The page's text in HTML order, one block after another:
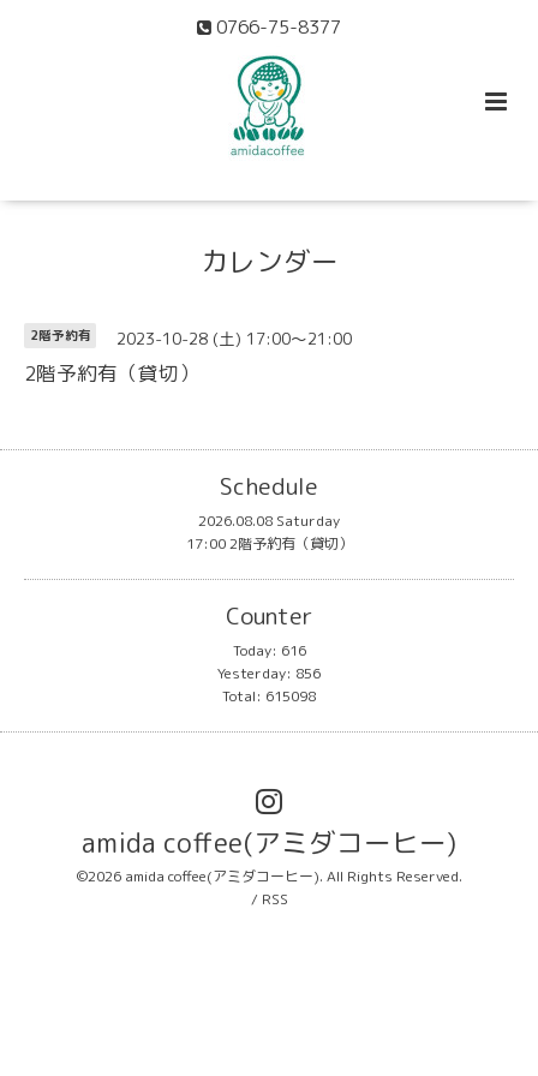
0766-75-8377
カレンダー
2階予約有 2023-10-28 (土) 17:00～21:00
2階予約有（貸切）
Schedule
2026.08.08 Saturday
17:00 2階予約有（貸切）
Counter
Today: 616
Yesterday: 856
Total: 615098
amida coffee(アミダコーヒー)
©2026 amida coffee(アミダコーヒー). All Rights Reserved.
/ RSS